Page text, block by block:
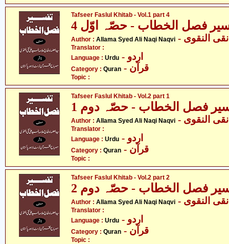
Tafseer Faslul Khitab - Vol.1 part 4
فصل الخطاب - حصّہ اوّل 4
Author : Allama Syed Ali Naqi Naqvi النقوی
Translator :
Language : Urdu - اردو
Category : Quran - قرآن
Topic :
Tafseer Faslul Khitab - Vol.2 part 1
فصل الخطاب - حصّہ دوم 1
Author : Allama Syed Ali Naqi Naqvi النقوی
Translator :
Language : Urdu - اردو
Category : Quran - قرآن
Topic :
Tafseer Faslul Khitab - Vol.2 part 2
فصل الخطاب - حصّہ دوم 2
Author : Allama Syed Ali Naqi Naqvi النقوی
Translator :
Language : Urdu - اردو
Category : Quran - قرآن
Topic :